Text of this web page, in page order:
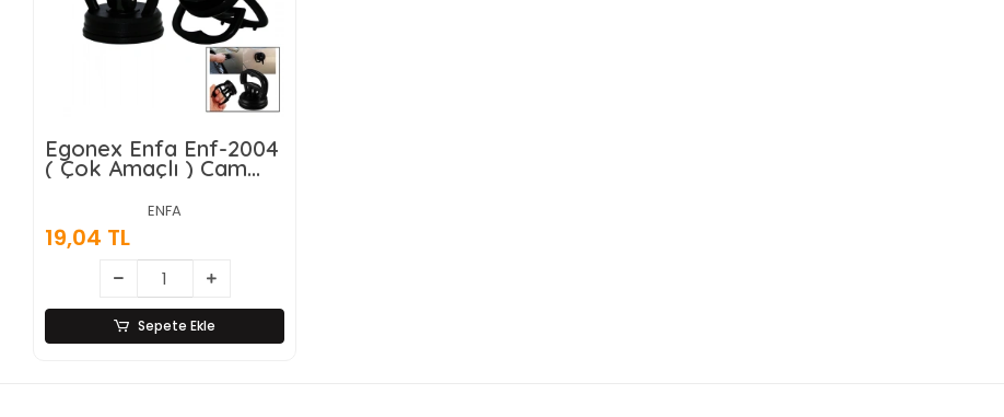
Egonex Enfa Enf-2004
( Çok Amaçlı ) Cam
Vantuz ( Araç Göçük
Düzeltici Vb.)*500
ENFA
19,04 TL
Sepete Ekle